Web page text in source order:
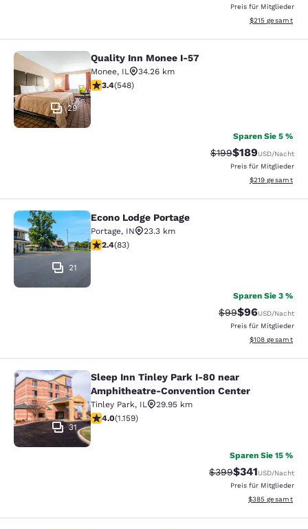
Preis für Mitglieder
Geschätzte
$215 gesamt
Quality Inn Monee I-57
29
Quality Inn Monee I-57
Monee, IL
34.26 km
3.43-Sterne-Bewertung. Gut. 548 Bewertungen
3.4(548)
Sparen Sie 5 %
Durchgestrichener
$199Vergünstigter
$189USD/Nacht
Preis für Mitglieder
Geschätzte
$219 gesamt
Econo Lodge Portage
21
Econo Lodge Portage
Portage, IN
23.3 km
2.35-Sterne-Bewertung. Mittelmäßig. 83 Bewertungen
2.4(83)
Sparen Sie 3 %
Durchgestrichener
$99Vergünstigter
$96USD/Nacht
Preis für Mitglieder
Geschätzte
$108 gesamt
Sleep Inn Tinley Park I-80 near
31
Sleep Inn Tinley Park I-80 near
Amphitheatre-Convention Center
Tinley Park, IL
29.95 km
4.01-Sterne-Bewertung. Sehr gut. 1159 Bewertungen
4.0(1.159)
Sparen Sie 15 %
Durchgestrichener
$399Vergünstigter
$341USD/Nacht
Preis für Mitglieder
Geschätzte
$385 gesamt